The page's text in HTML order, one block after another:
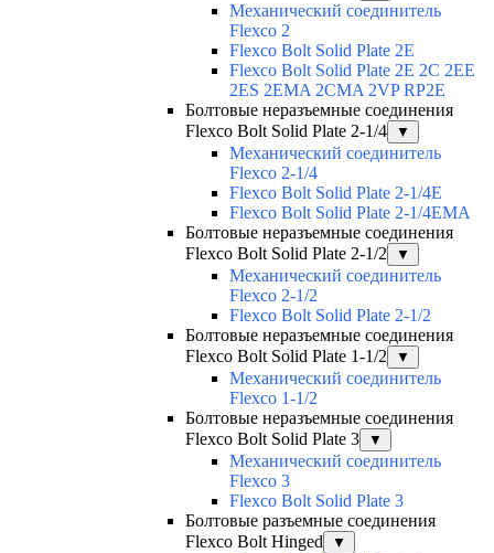
Механический соединитель
Flexco 2
Flexco Bolt Solid Plate 2E
Flexco Bolt Solid Plate 2Е 2С 2ЕЕ
2ES 2EMA 2CMA 2VP RP2E
Болтовые неразъемные соединения
Flexco Bolt Solid Plate 2-1/4
▼
Механический соединитель
Flexco 2-1/4
Flexco Bolt Solid Plate 2-1/4E
Flexco Bolt Solid Plate 2-1/4EMA
Болтовые неразъемные соединения
Flexco Bolt Solid Plate 2-1/2
▼
Механический соединитель
Flexco 2-1/2
Flexco Bolt Solid Plate 2-1/2
Болтовые неразъемные соединения
Flexco Bolt Solid Plate 1-1/2
▼
Механический соединитель
Flexco 1-1/2
Болтовые неразъемные соединения
Flexco Bolt Solid Plate 3
▼
Механический соединитель
Flexco 3
Flexco Bolt Solid Plate 3
Болтовые разъемные соединения
Flexco Bolt Hinged
▼